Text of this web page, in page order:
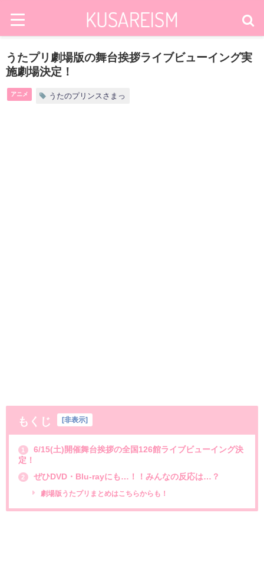
うたプリ劇場版の舞台挨拶ライブビューイング実
施劇場決定！
アニメ うたのプリンスさまっ
もくじ 非表示
1
6/15(土)開催舞台挨拶の全国126館ライブビューイング決
定！
2 ぜひDVD・Blu-rayにも…！！みんなの反応は…？
劇場版うたプリまとめはこちらからも！